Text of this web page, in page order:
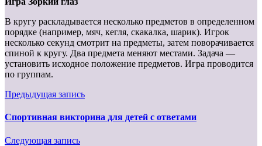
В кругу раскладывается несколько предметов в определенном
порядке (например, мяч, кегля, скакалка, шарик). Игрок
несколько секунд смотрит на предметы, затем поворачивается
спиной к кругу. Два предмета меняют местами. Задача —
установить исходное положение предметов. Игра проводится
по группам.
Предыдущая запись
Спортивная викторина для детей с ответами
Следующая запись